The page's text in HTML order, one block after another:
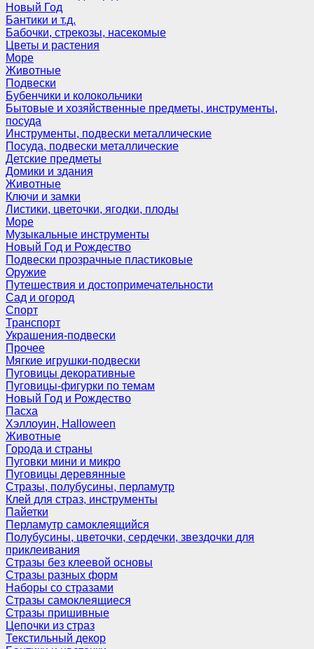
Новый Год
Бантики и т.д.
Бабочки, стрекозы, насекомые
Цветы и растения
Море
Животные
Подвески
Бубенчики и колокольчики
Бытовые и хозяйственные предметы, инструменты,
посуда
Инструменты, подвески металлические
Посуда, подвески металлические
Детские предметы
Домики и здания
Животные
Ключи и замки
Листики, цветочки, ягодки, плоды
Море
Музыкальные инструменты
Новый Год и Рождество
Подвески прозрачные пластиковые
Оружие
Путешествия и достопримечательности
Сад и огород
Спорт
Транспорт
Украшения-подвески
Прочее
Мягкие игрушки-подвески
Пуговицы декоративные
Пуговицы-фигурки по темам
Новый Год и Рождество
Пасха
Хэллоуин, Halloween
Животные
Города и страны
Пуговки мини и микро
Пуговицы деревянные
Стразы, полубусины, перламутр
Клей для страз, инструменты
Пайетки
Перламутр самоклеящийся
Полубусины, цветочки, сердечки, звездочки для
приклеивания
Стразы без клеевой основы
Стразы разных форм
Наборы со стразами
Стразы самоклеящиеся
Стразы пришивные
Цепочки из страз
Текстильный декор